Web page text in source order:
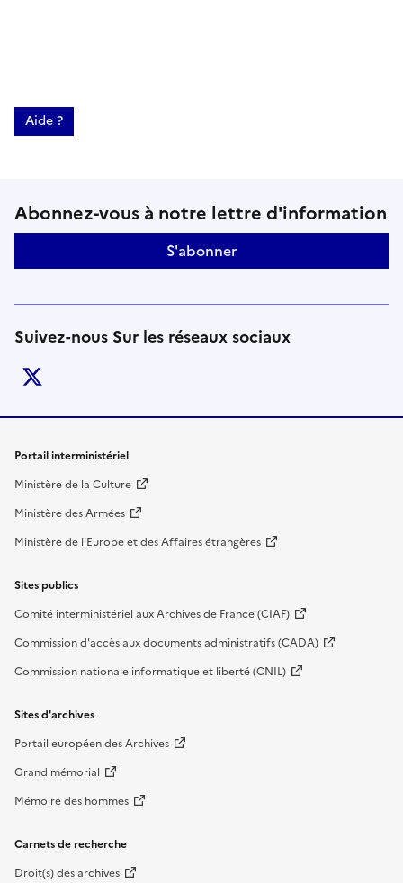
Aide ?
Suivez-nous sur le réseaux
Abonnez-vous à notre lettre d'information
S'abonner
Suivez-nous Sur les réseaux sociaux
Liens de bas de page
Portail interministériel
Ministère de la Culture
Ministère des Armées
Ministère de l'Europe et des Affaires étrangères
Sites publics
Comité interministériel aux Archives de France (CIAF)
Commission d'accès aux documents administratifs (CADA)
Commission nationale informatique et liberté (CNIL)
Sites d'archives
Portail européen des Archives
Grand mémorial
Mémoire des hommes
Carnets de recherche
Droit(s) des archives